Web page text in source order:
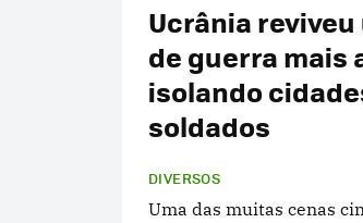
Ucrânia
de guerra mais
isolando
soldados
DIVERSOS
Uma das muitas cenas